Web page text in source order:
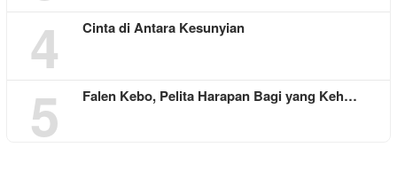
4 Cinta di Antara Kesunyian
5 Falen Kebo, Pelita Harapan Bagi yang Keh…